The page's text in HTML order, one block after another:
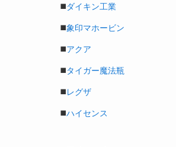
◼️ダイキン工業
◼️象印マホービン
◼️アクア
◼️タイガー魔法瓶
◼️レグザ
◼️ハイセンス